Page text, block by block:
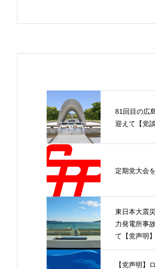
81回目の広
迎えて【党談
定期党大会
東日本大震
力発電所事
て【党声明】
【党声明】